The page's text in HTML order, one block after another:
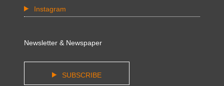
Instagram
Newsletter & Newspaper
SUBSCRIBE